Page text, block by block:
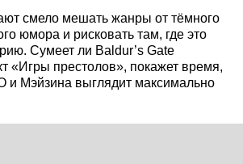
смело мешать жанры от тёмного
юмора и рисковать там, где это
Сумеет ли Baldur’s Gate
«Игры престолов», покажет время,
и Мэйзина выглядит максимально